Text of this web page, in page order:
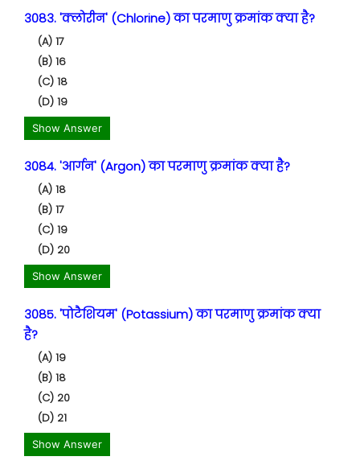
3083. 'क्लोरीन' (Chlorine) का परमाणु क्रमांक क्या है?
(A) 17
(B) 16
(C) 18
(D) 19
Show Answer
3084. 'आर्गन' (Argon) का परमाणु क्रमांक क्या है?
(A) 18
(B) 17
(C) 19
(D) 20
Show Answer
3085. 'पोटैशियम' (Potassium) का परमाणु क्रमांक क्या
है?
(A) 19
(B) 18
(C) 20
(D) 21
Show Answer